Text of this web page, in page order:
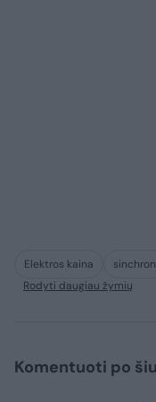
Elektros kaina
Rodyti daugiau žymių
Komentuoti po